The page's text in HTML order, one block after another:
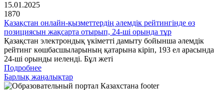
15.01.2025
1870
Қазақстан онлайн-қызметтердің әлемдік рейтингінде өз
позициясын жақсарта отырып, 24-ші орында тұр
Қазақстан электрондық үкіметті дамыту бойынша әлемдік
рейтинг көшбасшыларының қатарына кіріп, 193 ел арасында
24-ші орынды иеленді. Бұл жеті
Подробнее
Барлық жаңалықтар